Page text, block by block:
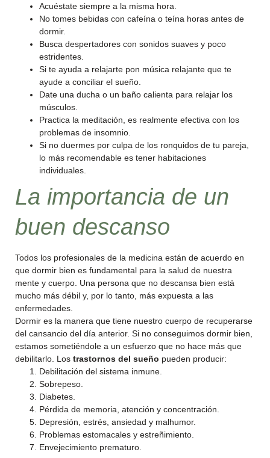
Acuéstate siempre a la misma hora.
No tomes bebidas con cafeína o teína horas antes de
dormir.
Busca despertadores con sonidos suaves y poco
estridentes.
Si te ayuda a relajarte pon música relajante que te
ayude a conciliar el sueño.
Date una ducha o un baño calienta para relajar los
músculos.
Practica la meditación, es realmente efectiva con los
problemas de insomnio.
Si no duermes por culpa de los ronquidos de tu pareja,
lo más recomendable es tener habitaciones
individuales.
La importancia de un
buen descanso
Todos los profesionales de la medicina están de acuerdo en
que dormir bien es fundamental para la salud de nuestra
mente y cuerpo. Una persona que no descansa bien está
mucho más débil y, por lo tanto, más expuesta a las
enfermedades.
Dormir es la manera que tiene nuestro cuerpo de recuperarse
del cansancio del día anterior. Si no conseguimos dormir bien,
estamos sometiéndole a un esfuerzo que no hace más que
debilitarlo. Los trastornos del sueño pueden producir:
Debilitación del sistema inmune.
Sobrepeso.
Diabetes.
Pérdida de memoria, atención y concentración.
Depresión, estrés, ansiedad y malhumor.
Problemas estomacales y estreñimiento.
Envejecimiento prematuro.